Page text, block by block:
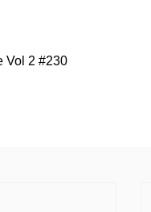
Vol 2 #230